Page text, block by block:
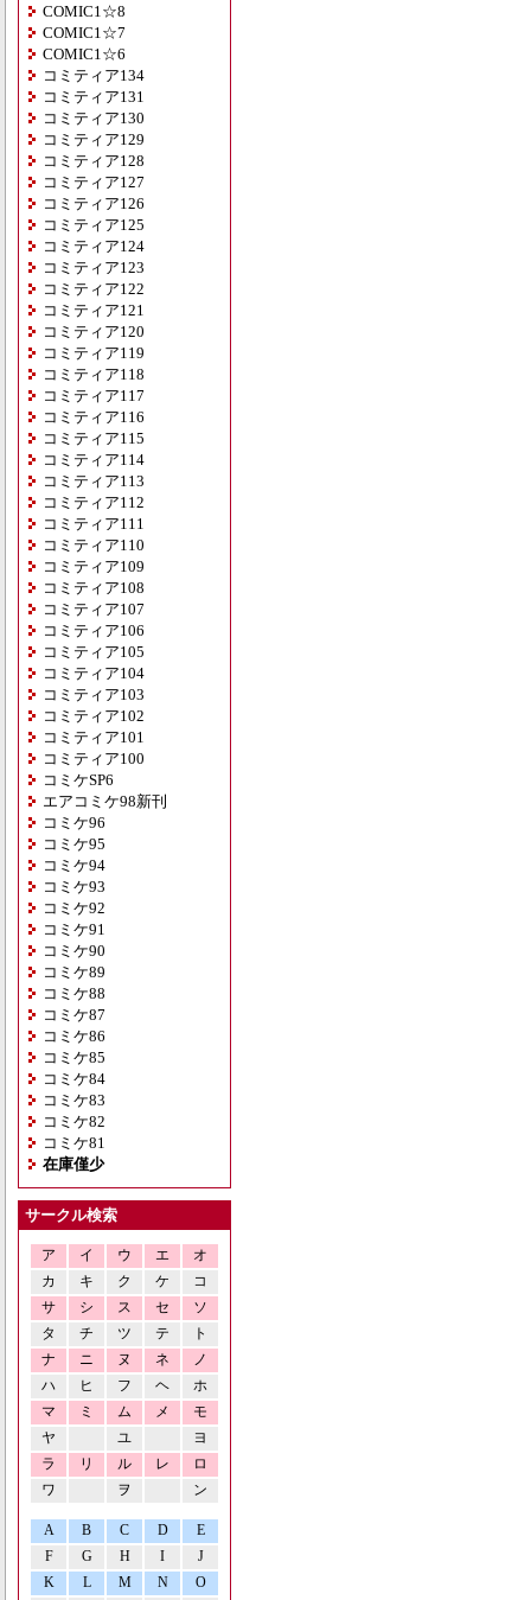
COMIC1☆8
COMIC1☆7
COMIC1☆6
コミティア134
コミティア131
コミティア130
コミティア129
コミティア128
コミティア127
コミティア126
コミティア125
コミティア124
コミティア123
コミティア122
コミティア121
コミティア120
コミティア119
コミティア118
コミティア117
コミティア116
コミティア115
コミティア114
コミティア113
コミティア112
コミティア111
コミティア110
コミティア109
コミティア108
コミティア107
コミティア106
コミティア105
コミティア104
コミティア103
コミティア102
コミティア101
コミティア100
コミケSP6
エアコミケ98新刊
コミケ96
コミケ95
コミケ94
コミケ93
コミケ92
コミケ91
コミケ90
コミケ89
コミケ88
コミケ87
コミケ86
コミケ85
コミケ84
コミケ83
コミケ82
コミケ81
在庫僅少
サークル検索
ア イ ウ エ
オ
カ
キ ク ケ
コ
サ
シ ス セ
ソ
タ
チ ツ テ
ト
ナ
ニ ヌ ネ
ノ
ハ
ヒ フ ヘ
ホ
マ
ミ ム メ
モ
ヤ
ユ
ヨ
ラ
リ ル レ
ロ
ワ
ヲ ン
A B C D
E
F
G H I
J
K
L M N O